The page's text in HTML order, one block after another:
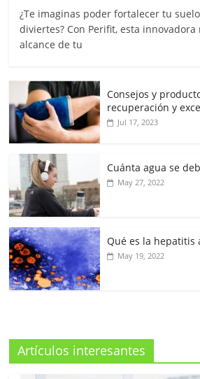
¿Te imaginas poder fortalecer tu
diviertes? Con Perifit, esta
alcance de tu
Consejos y
recuperación y
Jul 17, 2023
Cuánta agua se
May 27, 2022
Qué es la hepatitis
May 19, 2022
Artículos interesantes